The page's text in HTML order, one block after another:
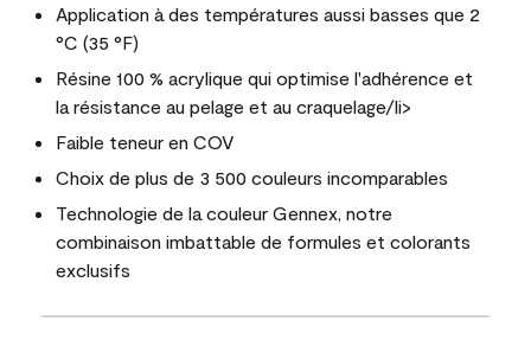
Application à des températures aussi basses que 2
°C (35 °F)
Résine 100 % acrylique qui optimise l'adhérence et
la résistance au pelage et au craquelage/li>
Faible teneur en COV
Choix de plus de 3 500 couleurs incomparables
Technologie de la couleur Gennex, notre
combinaison imbattable de formules et colorants
exclusifs